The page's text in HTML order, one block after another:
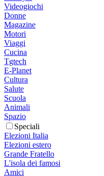
Videogiochi
Donne
Magazine
Motori
Viaggi
Cucina
Tgtech
E-Planet
Cultura
Salute
Scuola
Animali
Spazio
Speciali
Elezioni Italia
Elezioni estero
Grande Fratello
L'isola dei famosi
Amici